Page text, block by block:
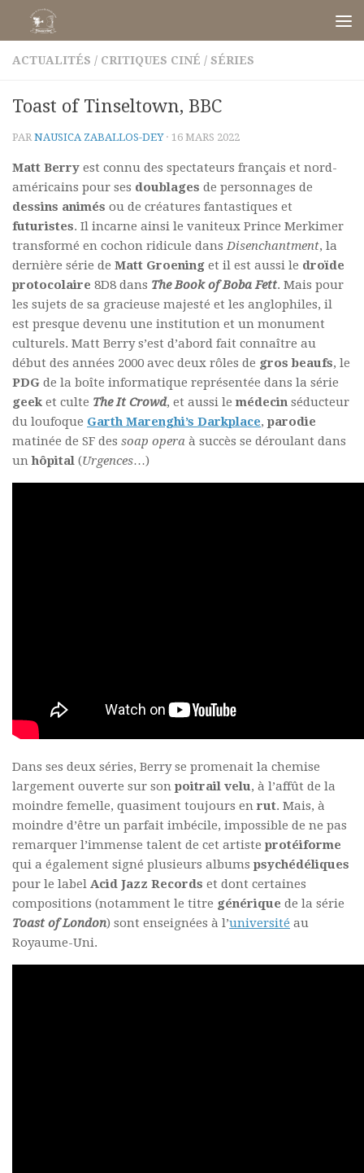
Skip to content
ACTUALITÉS / CRITIQUES CINÉ / SÉRIES
Toast of Tinseltown, BBC
PAR NAUSICA ZABALLOS-DEY · 16 MARS 2022
Matt Berry est connu des spectateurs français et nord-
américains pour ses doublages de personnages de
dessins animés ou de créatures fantastiques et
futuristes. Il incarne ainsi le vaniteux Prince Merkimer
transformé en cochon ridicule dansDisenchantment, la
dernière série de Matt Groening et il est aussi le droïde
protocolaire 8D8 dans The Book of Boba Fett. Mais pour
les sujets de sa gracieuse majesté et les anglophiles, il
est presque devenu une institution et un monument
culturels. Matt Berry s’est d’abord fait connaître au
début des années 2000 avec deux rôles de gros beaufs, le
PDG de la boîte informatique représentée dans la série
geek et culte The It Crowd, et aussi lemédecin séducteur
du loufoque Garth Marenghi’s Darkplace, parodie
matinée de SF des soap opera à succès se déroulant dans
unhôpital (Urgences…)
Dans ses deux séries, Berry se promenait la chemise
largement ouverte sur son poitrail velu, à l’affût de la
moindre femelle, quasiment toujours enrut. Mais, à
moindre d’être un parfait imbécile, impossible de ne pas
remarquer l’immense talent de cet artiste protéiforme
qui a également signé plusieurs albums psychédéliques
pour le label Acid Jazz Records et dont certaines
compositions (notamment le titre générique de la série
Toast of London) sont enseignées à l’université au
Royaume-Uni.